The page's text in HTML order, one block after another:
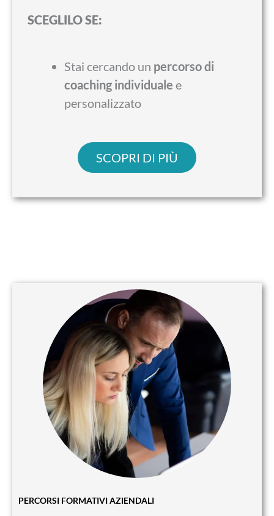
SCEGLILO SE:
Stai cercando un percorso di
coaching individuale e
personalizzato
SCOPRI DI PIÙ
PERCORSI FORMATIVI AZIENDALI